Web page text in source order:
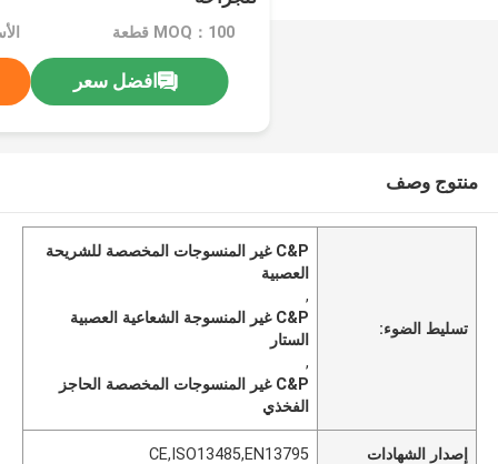
MOQ：100 قطعة
افضل سعر
منتوج وصف
تسليط الضوء:
C&P غير المنسوجات المخصصة للشريحة
العصبية
,
C&P غير المنسوجة الشعاعية العصبية
الستار
,
C&P غير المنسوجات المخصصة الحاجز
الفخذي
إصدار الشهادات CE,ISO13485,EN13795